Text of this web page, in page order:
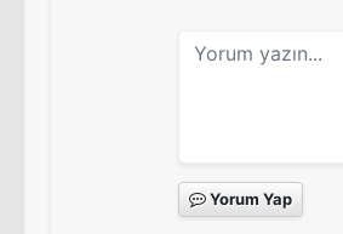
Yorum Yap